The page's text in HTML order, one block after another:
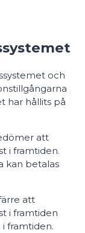
och
har hållits på
att
i framtiden.
kan betalas
att
i framtiden
framtiden.